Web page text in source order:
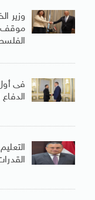
وزير
موقف
فى